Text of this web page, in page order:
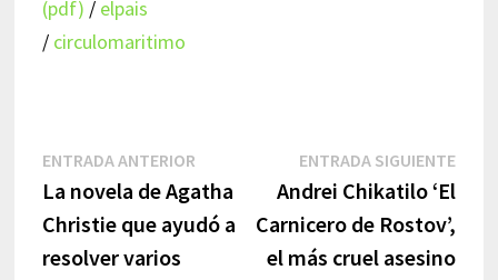
(pdf) / elpais
/ circulomaritimo
Navegación
de
entradas
ENTRADA ANTERIOREntrada
anterior:
La novela de Agatha
Christie que ayudó a
resolver varios
ENTRADA SIGUIENTE
Andrei Chikatilo ‘El
Carnicero de Rostov’,
el más cruel asesino